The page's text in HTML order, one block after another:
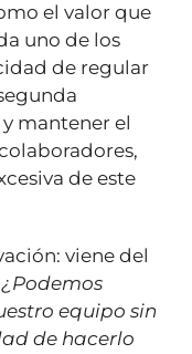
el valor que
uno de los
de regular
mantener el
de este
viene del
¿Podemos
equipo sin
de hacerlo